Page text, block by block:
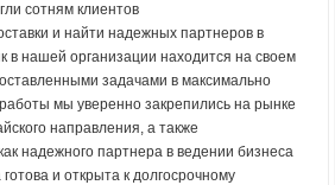
сотням клиентов
и найти надежных партнеров в
в нашей организации находится на своем
задачами в максимально
мы уверенно закрепились на рынке
направления, а также
надежного партнера в ведении бизнеса
и открыта к долгосрочному